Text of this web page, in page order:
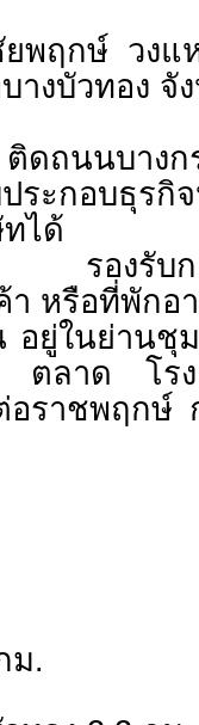
ยพฤกษ์ วง
างบัวทอง
ถนนบางก
กอบธุรกิจ
ได้
รองรับกา
หรือที่พักอ
อยู่ในย่านชุ
ตลาด โร
อราชพฤกษ์
ม.